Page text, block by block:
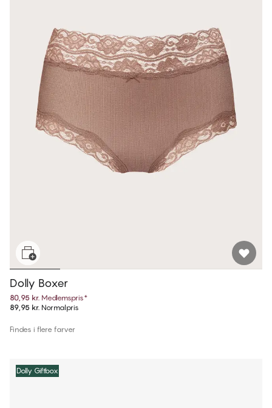
Dolly Boxer
80,95 kr. Medlemspris*
89,95 kr. Normalpris
Findes i flere farver
Dolly Giftbox